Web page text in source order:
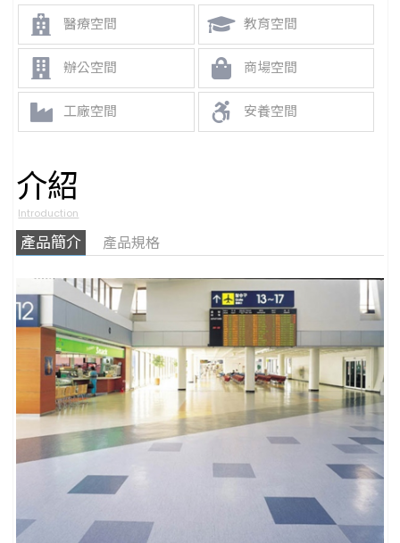
醫療空間 教育空間
辦公空間 商場空間
工廠空間 安養空間
介紹
Introduction
產品簡介 產品規格